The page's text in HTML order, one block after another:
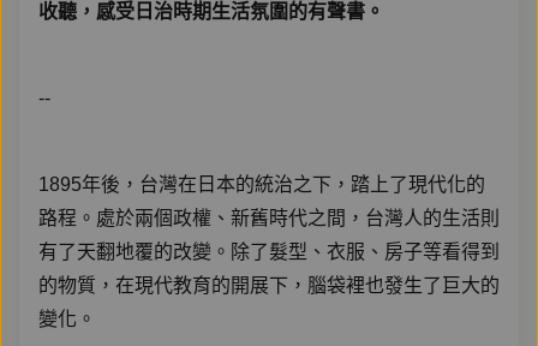
收聽，感受日治時期生活氛圍的有聲書。
--
1895年後，台灣在日本的統治之下，踏上了現代化的
路程。處於兩個政權、新舊時代之間，台灣人的生活則
有了天翻地覆的改變。除了髮型、衣服、房子等看得到
的物質，在現代教育的開展下，腦袋裡也發生了巨大的
變化。